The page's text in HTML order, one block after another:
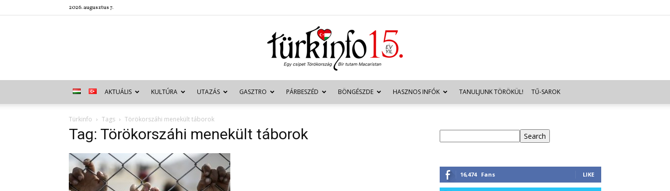
2026. augusztus 7.
Türkinfo
AKTUÁLIS KULTÚRA UTAZÁS GASZTRO PÁRBESZÉD BÖNGÉSZDE HASZNOS INFÓK TANULJUNK TÖRÖKÜL! TŰ-SAROK
Türkinfo Tags Törökorszáhi menekült táborok
Tag: Törökorszáhi menekült táborok Search
16,474 Fans LIKE